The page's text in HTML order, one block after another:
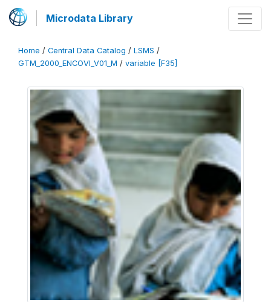
Microdata Library
Home / Central Data Catalog / LSMS /
GTM_2000_ENCOVI_V01_M / variable [F35]